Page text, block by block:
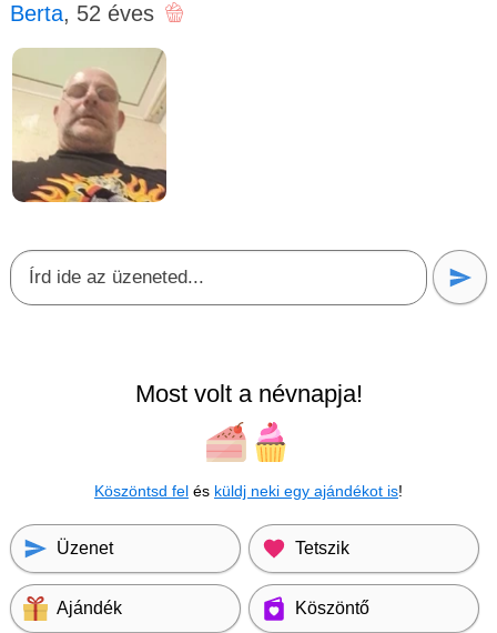
Berta, 52 éves
Most volt a névnapja!
Köszöntsd fel és küldj neki egy ajándékot is!
Üzenet Tetszik
Ajándék Köszöntő